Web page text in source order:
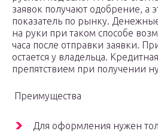
заявок получают одобрение, а
показатель по рынку.
на руки при таком способе
часа после отправки заявки.
остается у владельца.
препятствием при получении
Преимущества
Для оформления нужен